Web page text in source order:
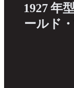
1927 年
ールド